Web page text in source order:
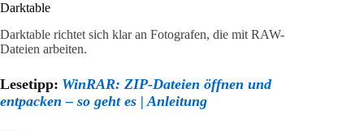
Darktable
Darktable richtet sich klar an Fotografen, die mit RAW-
Dateien arbeiten.
Lesetipp: WinRAR: ZIP-Dateien öffnen und
entpacken – so geht es | Anleitung